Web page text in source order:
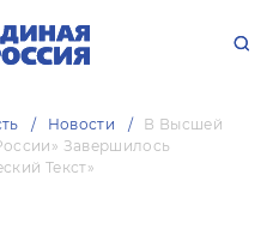
Новости
В Высшей
Завершилось
Текст»